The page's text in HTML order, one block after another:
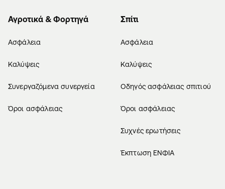
Αγροτικά & Φορτηγά
Ασφάλεια
Καλύψεις
Συνεργαζόμενα συνεργεία
Όροι ασφάλειας
Σπίτι
Ασφάλεια
Καλύψεις
Οδηγός ασφάλειας σπιτιού
Όροι ασφάλειας
Συχνές ερωτήσεις
Έκπτωση ΕΝΦΙΑ